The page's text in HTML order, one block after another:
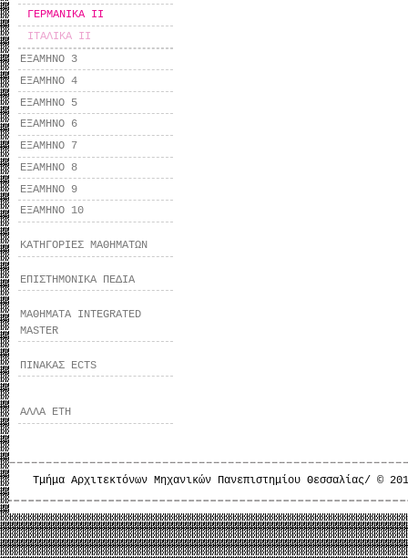
ΓΕΡΜΑΝΙΚΑ ΙΙ
ΙΤΑΛΙΚΑ ΙΙ
ΕΞΑΜΗΝΟ 3
ΕΞΑΜΗΝΟ 4
ΕΞΑΜΗΝΟ 5
ΕΞΑΜΗΝΟ 6
ΕΞΑΜΗΝΟ 7
ΕΞΑΜΗΝΟ 8
ΕΞΑΜΗΝΟ 9
ΕΞΑΜΗΝΟ 10
ΚΑΤΗΓΟΡΙΕΣ ΜΑΘΗΜΑΤΩΝ
ΕΠΙΣΤΗΜΟΝΙΚΑ ΠΕΔΙΑ
ΜΑΘΗΜΑΤΑ INTEGRATED
MASTER
ΠΙΝΑΚΑΣ ECTS
ΑΛΛΑ ΕΤΗ
Τμήμα Αρχιτεκτόνων Μηχανικών Πανεπιστημίου Θεσσαλίας/ ©